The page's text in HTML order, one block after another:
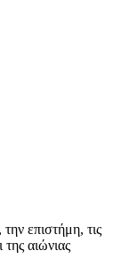
επιστήμη, τις
αιώνιας